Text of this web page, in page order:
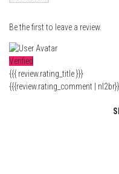
Be the first to leave a review.
Verified
{{{ review.rating_title }}}
{{{review.rating_comment |